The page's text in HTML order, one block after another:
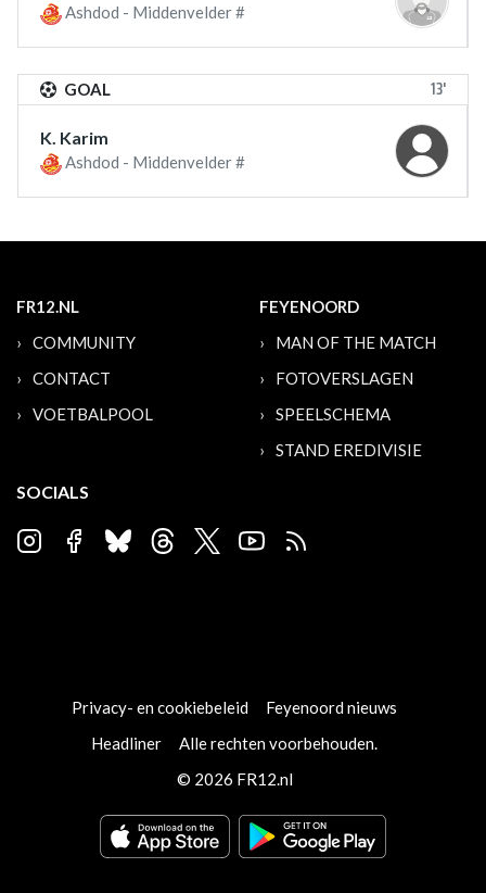
Ashdod - Middenvelder #
GOAL 13'
K. Karim
Ashdod - Middenvelder #
FR12.NL
COMMUNITY
CONTACT
VOETBALPOOL
FEYENOORD
MAN OF THE MATCH
FOTOVERSLAGEN
SPEELSCHEMA
STAND EREDIVISIE
SOCIALS
Privacy- en cookiebeleid
Feyenoord nieuws
Headliner
Alle rechten voorbehouden.
© 2026 FR12.nl